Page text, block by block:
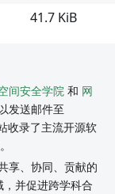
41.7 KiB
间安全学院 和 网
发送邮件至
收录了主流开源软
享、协同、贡献的
并促进跨学科合